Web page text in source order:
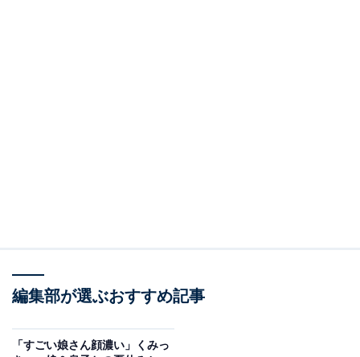
編集部が選ぶおすすめ記事
「すごい娘さん顔濃い」くみっ